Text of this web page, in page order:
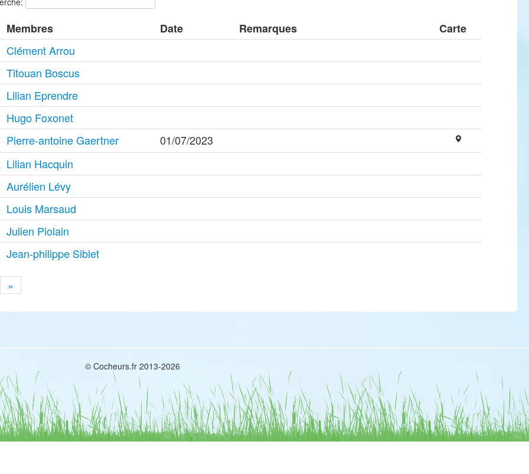
Membres Date Remarques
Carte
Clément Arrou
Titouan Boscus
Lilian Eprendre
Hugo Foxonet
Pierre-antoine Gaertner
01/07/2023
Lilian Hacquin
Aurélien Lévy
Louis Marsaud
Julien Piolain
Jean-philippe Siblet
»
© Cocheurs.fr 2013-2026